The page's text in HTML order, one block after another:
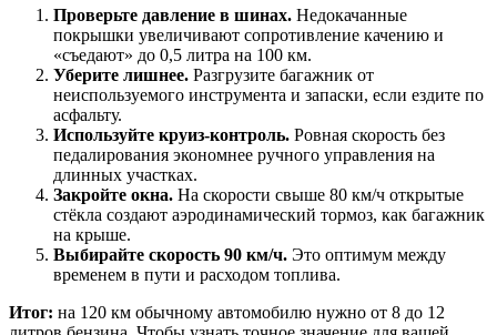
Проверьте давление в шинах. Недокачанные
покрышки увеличивают сопротивление качению и
«съедают» до 0,5 литра на 100 км.
Уберите лишнее. Разгрузите багажник от
неиспользуемого инструмента и запаски, если ездите по
асфальту.
Используйте круиз-контроль. Ровная скорость без
педалирования экономнее ручного управления на
длинных участках.
Закройте окна. На скорости свыше 80 км/ч открытые
стёкла создают аэродинамический тормоз, как багажник
на крыше.
Выбирайте скорость 90 км/ч. Это оптимум между
временем в пути и расходом топлива.
Итог: на 120 км обычному автомобилю нужно от 8 до 12